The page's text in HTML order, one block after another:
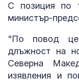
С позиция по
министър-
"По повод
длъжност на
Северна
изявления и